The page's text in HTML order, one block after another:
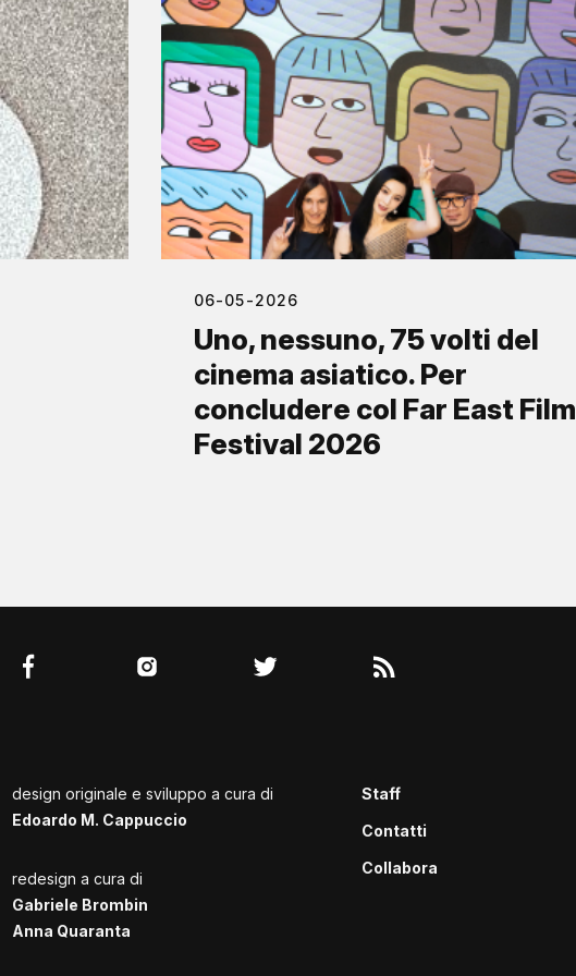
06-05-2026
Uno, nessuno, 75 volti del
cinema asiatico. Per
concludere col Far East Film
Festival 2026
design originale e sviluppo a cura di
Edoardo M. Cappuccio
redesign a cura di
Gabriele Brombin
Anna Quaranta
Staff
Contatti
Collabora